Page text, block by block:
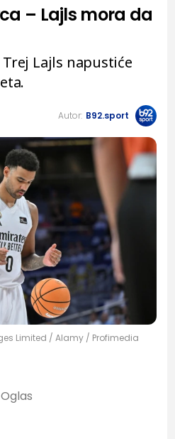
– Lajls mora da
Lajls napustiće
Autor: B92.sport
Limited / Alamy / Profimedia